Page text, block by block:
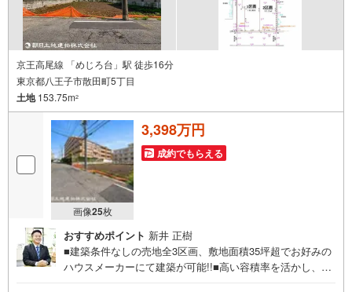
京王高尾線 「めじろ台」駅 徒歩16分
東京都八王子市散田町5丁目
土地153.75m2
画像25枚
3,398万円
成約でもらえる
おすすめポイント 新井 正樹
■建築条件なしの売地全3区画、敷地面積35坪超でお好みの
ハウスメーカーにて建築が可能!!■高い容積率を活かし、多